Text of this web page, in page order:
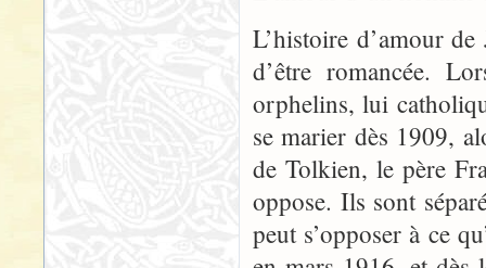
L’histoire d’amour
d’être romancée.
orphelins, lui
se marier dès 1909,
de Tolkien, le père
oppose. Ils sont
peut s’opposer à ce